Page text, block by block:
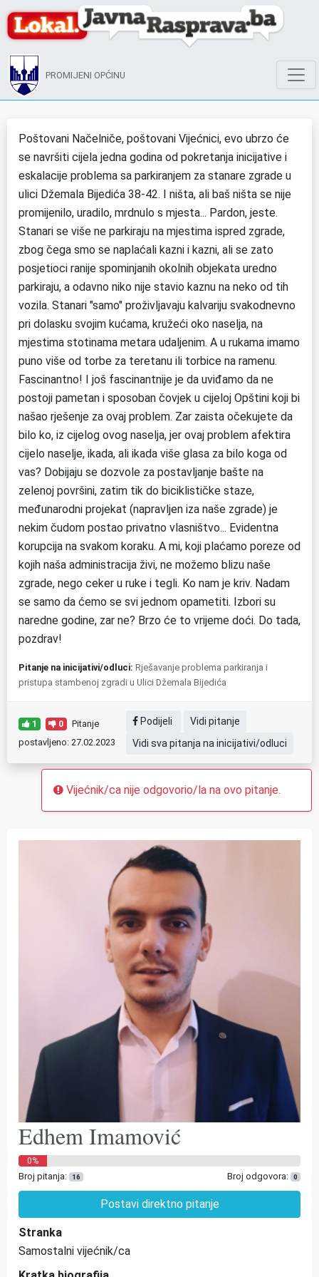
PROMIJENI OPĆINU
Poštovani Načelniče, poštovani Vijećnici, evo ubrzo će
se navršiti cijela jedna godina od pokretanja inicijative i
eskalacije problema sa parkiranjem za stanare zgrade u
ulici Džemala Bijedića 38-42. I ništa, ali baš ništa se nije
promijenilo, uradilo, mrdnulo s mjesta... Pardon, jeste.
Stanari se više ne parkiraju na mjestima ispred zgrade,
zbog čega smo se naplaćali kazni i kazni, ali se zato
posjetioci ranije spominjanih okolnih objekata uredno
parkiraju, a odavno niko nije stavio kaznu na neko od tih
vozila. Stanari "samo" proživljavaju kalvariju svakodnevno
pri dolasku svojim kućama, kružeći oko naselja, na
mjestima stotinama metara udaljenim. A u rukama imamo
puno više od torbe za teretanu ili torbice na ramenu.
Fascinantno! I još fascinantnije je da uviđamo da ne
postoji pametan i sposoban čovjek u cijeloj Opštini koji bi
našao rješenje za ovaj problem. Zar zaista očekujete da
bilo ko, iz cijelog ovog naselja, jer ovaj problem afektira
cijelo naselje, ikada, ali ikada više glasa za bilo koga od
vas? Dobijaju se dozvole za postavljanje bašte na
zelenoj površini, zatim tik do biciklističke staze,
međunarodni projekat (napravljen iza naše zgrade) je
nekim čudom postao privatno vlasništvo... Evidentna
korupcija na svakom koraku. A mi, koji plaćamo poreze od
kojih naša administracija živi, ne možemo blizu naše
zgrade, nego ceker u ruke i tegli. Ko nam je kriv. Nadam
se samo da ćemo se svi jednom opametiti. Izbori su
naredne godine, zar ne? Brzo će to vrijeme doći. Do tada,
pozdrav!
Pitanje na inicijativi/odluci: Rješavanje problema parkiranja i
pristupa stambenoj zgradi u Ulici Džemala Bijedića
1 0
Pitanje
postavljeno: 27.02.2023
Podijeli
Vidi pitanje
Vidi sva pitanja na inicijativi/odluci
Vijećnik/ca nije odgovorio/la na ovo pitanje.
Edhem Imamović
0%
Broj pitanja: 16 Broj odgovora: 0
Postavi direktno pitanje
Stranka
Samostalni vijećnik/ca